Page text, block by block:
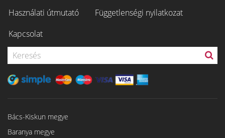
Használati útmutató
Függetlenségi nyilatkozat
Kapcsolat
Bács-Kiskun megye
Baranya megye